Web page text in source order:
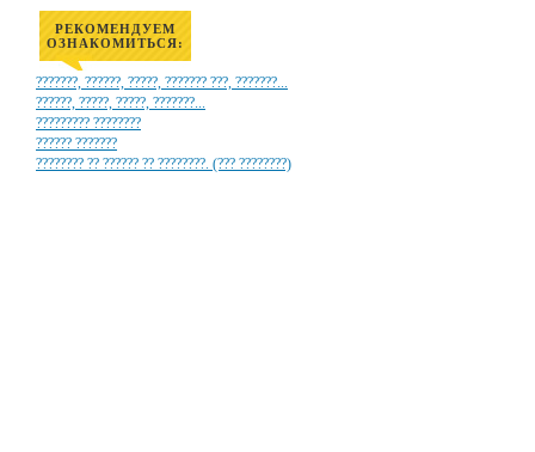
РЕКОМЕНДУЕМ
ОЗНАКОМИТЬСЯ:
???????, ??????, ?????, ??????? ???, ???????...
??????, ?????, ?????, ???????...
????????? ????????
?????? ???????
???????? ?? ?????? ?? ????????. (??? ????????)